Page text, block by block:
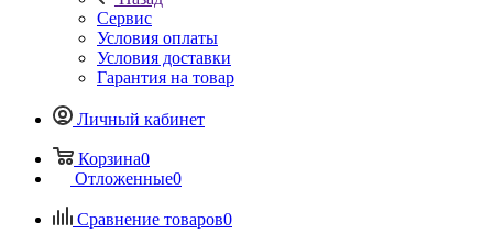
Сервис
Условия оплаты
Условия доставки
Гарантия на товар
Личный кабинет
Корзина0
Отложенные0
Сравнение товаров0